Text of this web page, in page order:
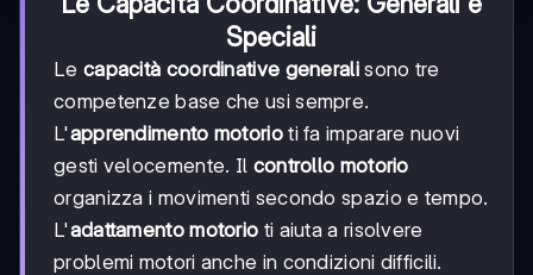
Speciali
Le capacità coordinative generalisono tre
competenze base che usi sempre.
L'apprendimento motorioti fa imparare nuovi
gesti velocemente. Il controllo motorio
organizza i movimenti secondo spazio e tempo.
L'adattamento motorio ti aiuta a risolvere
problemi motori anche in condizioni difficili.